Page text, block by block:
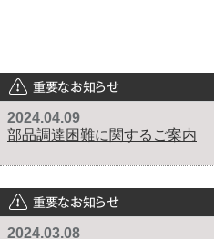
重要なお知らせ
2024.04.09
部品調達困難に関するご案内
重要なお知らせ
2024.03.08